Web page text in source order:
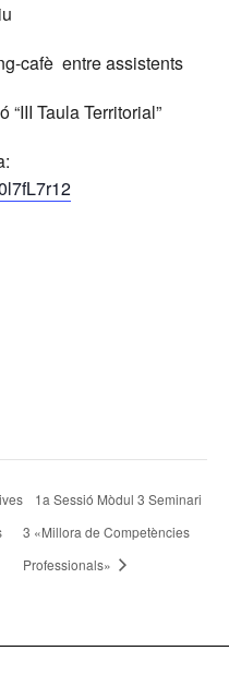
entre assistents
Territorial”
1a Sessió Mòdul 3 Seminari
3 «Millora de Competències
Professionals»